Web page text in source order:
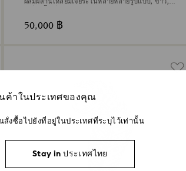
ผสมผสานเหลี่ยมเจียระไนหลายหลายรูปแบบ, ขาว,
50,000 ฿
ค้าในประเทศของคุณ
งซื้อไปยังที่อยู่ในประเทศที่ระบุไว้เท่านั้น
Stay in ประเทศไทย